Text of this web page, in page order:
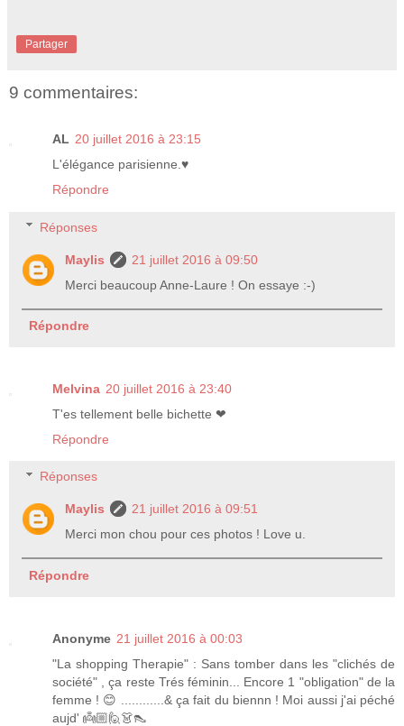
Partager
9 commentaires:
AL 20 juillet 2016 à 23:15
L'élégance parisienne.♥
Répondre
Réponses
Maylis
21 juillet 2016 à 09:50
Merci beaucoup Anne-Laure ! On essaye :-)
Répondre
Melvina 20 juillet 2016 à 23:40
T'es tellement belle bichette ❤
Répondre
Réponses
Maylis
21 juillet 2016 à 09:51
Merci mon chou pour ces photos ! Love u.
Répondre
Anonyme 21 juillet 2016 à 00:03
"La shopping Therapie" : Sans tomber dans les "clichés de
société" , ça reste Trés féminin... Encore 1 "obligation" de la
femme ! 😊 ............& ça fait du biennn ! Moi aussi j'ai péché
aujd' 👼🏼🙋👗👠